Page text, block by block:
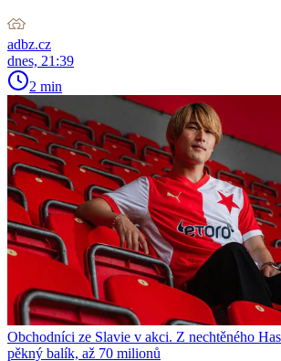
adbz.cz
dnes, 21:39
2 min
Obchodníci ze Slavie v akci. Z nechtěného
pěkný balík, až 70 milionů